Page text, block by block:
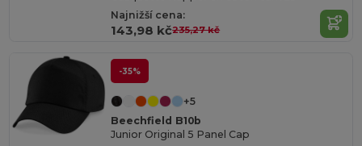
Najnižší cena:
143,98 kč235,27 kč
-35%
+5
Beechfield B10b
Junior Original 5 Panel Cap